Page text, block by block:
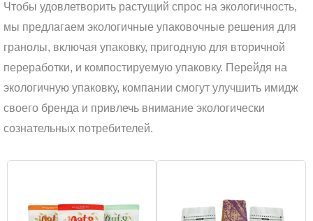
Чтобы удовлетворить растущий спрос на экологичность,
мы предлагаем экологичные упаковочные решения для
гранолы, включая упаковку, пригодную для вторичной
переработки, и компостируемую упаковку. Перейдя на
экологичную упаковку, компании смогут улучшить имидж
своего бренда и привлечь внимание экологически
сознательных потребителей.